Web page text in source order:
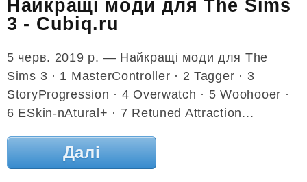
Найкращі моди для The Sims
3 - Cubiq.ru
5 черв. 2019 р. — Найкращі моди для The
Sims 3 · 1 MasterController · 2 Tagger · 3
StoryProgression · 4 Overwatch · 5 Woohooer ·
6 ESkin-nAtural+ · 7 Retuned Attraction...
Далі